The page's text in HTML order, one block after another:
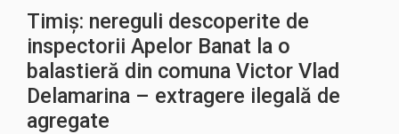
Timiș: nereguli descoperite de
inspectorii Apelor Banat la o
balastieră din comuna Victor Vlad
Delamarina – extragere ilegală de
agregate